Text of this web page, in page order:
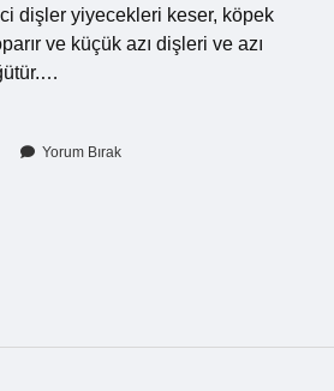
dişler yiyecekleri keser, köpek
ve küçük azı dişleri ve azı
Yorum Bırak